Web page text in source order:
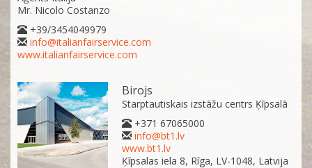
Mr. Nicolo Costanzo
+39/3454049979
info@italianfairservice.com
www.italianfairservice.com
Birojs
Starptautiskais izstāžu centrs Ķīpsalā
+371 67065000
info@bt1.lv
www.bt1.lv
Ķīpsalas iela 8, Rīga, LV-1048, Latvija